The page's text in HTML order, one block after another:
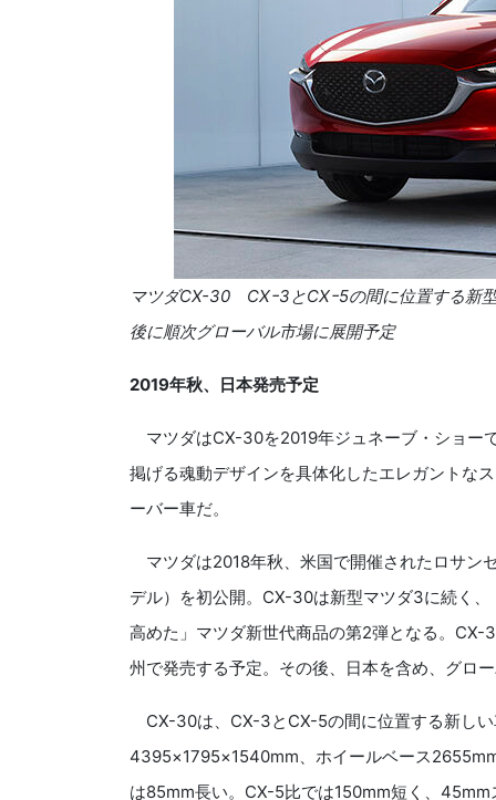
マツダCX-30 CXｰ3 とCXｰ5の間に位置する
後に順次グローバル市場に展開予定
2019年秋、日本発売予定
マツダはCX-30を2019年ジュネーブ・ショー
掲げる魂動デザインを具体化したエレガントな
ーバー車だ。
マツダは2018年秋、米国で開催されたロサン
デル）を初公開。 CX-30は新型マツダ3に続く
高めた」マツダ新世代商品の第2弾となる。 CX-
州で発売する予定。その後、日本を含め、グロ
CX-30は、 CX-3と CX-5の間に位置する新し
4395×1795×1540mm、ホイールベース2655
は85mm長い。 CX-5比では150mm短く、 45mm